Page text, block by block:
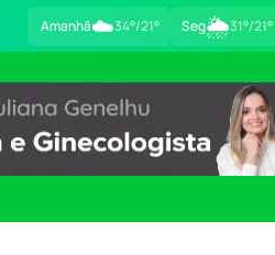
Amanhã☁️34°/21° Seg🌦31°/21°